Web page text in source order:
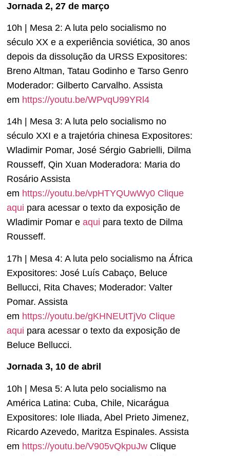
Jornada 2, 27 de março
10h | Mesa 2: A luta pelo socialismo no
século XX e a experiência soviética, 30 anos
depois da dissolução da URSS Expositores:
Breno Altman, Tatau Godinho e Tarso Genro
Moderador: Gilberto Carvalho. Assista
em https://youtu.be/WPvqU99YRl4
14h | Mesa 3: A luta pelo socialismo no
século XXI e a trajetória chinesa Expositores:
Wladimir Pomar, José Sérgio Gabrielli, Dilma
Rousseff, Qin Xuan Moderadora: Maria do
Rosário Assista
em https://youtu.be/vpHTYQUwWy0 Clique
aqui para acessar o texto da exposição de
Wladimir Pomar e aqui para texto de Dilma
Rousseff.
17h | Mesa 4: A luta pelo socialismo na África
Expositores: José Luís Cabaço, Beluce
Bellucci, Rita Chaves; Moderador: Valter
Pomar. Assista
em https://youtu.be/gKHNEUtTjVo Clique
aqui para acessar o texto da exposição de
Beluce Bellucci.
Jornada 3, 10 de abril
10h | Mesa 5: A luta pelo socialismo na
América Latina: Cuba, Chile, Nicarágua
Expositores: Iole Iliada, Abel Prieto Jimenez,
Ricardo Azevedo, Maritza Espinales. Assista
em https://youtu.be/V905vQkpuJw Clique